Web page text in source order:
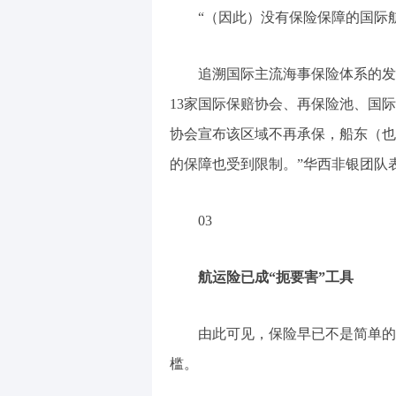
“（因此）没有保险保障的国际
追溯国际主流海事保险体系的
13家国际保赔协会、再保险池、国
协会宣布该区域不再承保，船东（
的保障也受到限制。”华西非银团队
03
航运险已成“扼要害”工具
由此可见，保险早已不是简单
槛。